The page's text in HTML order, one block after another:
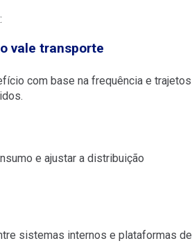
vale transporte
com base na frequência e trajetos
e ajustar a distribuição
sistemas internos e plataformas de